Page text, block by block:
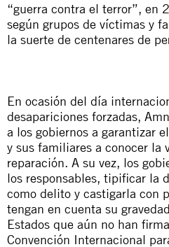
“guerra contra el terror”, en
según grupos de víctimas y
la suerte de centenares de
En ocasión del día
desapariciones forzadas,
a los gobiernos a garantizar
y sus familiares a conocer la
reparación. A su vez, los
los responsables, tipificar la
como delito y castigarla con
tengan en cuenta su
Estados que aún no han
Convención Internacional